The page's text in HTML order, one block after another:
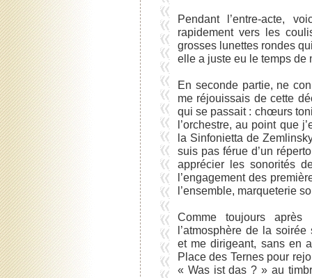
Pendant l’entre-acte,
rapidement vers les
grosses lunettes rondes
elle a juste eu le temps de
En seconde partie, ne
me réjouissais de cette
qui se passait : chœurs
l’orchestre, au point que
la Sinfonietta de
suis pas férue d’un
apprécier les sonorités
l’engagement des
l’ensemble, marqueterie
Comme toujours
l’atmosphère de la
et me dirigeant, sans en
Place des Ternes pour
« Was ist das ? » au